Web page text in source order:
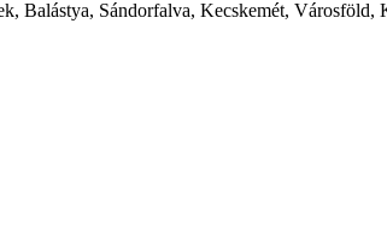
Balástya, Sándorfalva, Kecskemét, Városföld,